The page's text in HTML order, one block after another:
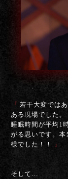
『 若干大変では
ある現場でした。
睡眠時間が平均1
がる思いです。
様でした！！
』
そして…